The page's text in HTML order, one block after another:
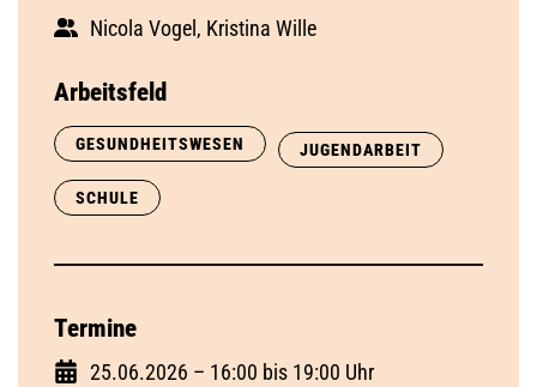
Nicola Vogel, Kristina Wille
Arbeitsfeld
GESUNDHEITSWESEN JUGENDARBEIT
SCHULE
Termine
25.06.2026 – 16:00 bis 19:00 Uhr